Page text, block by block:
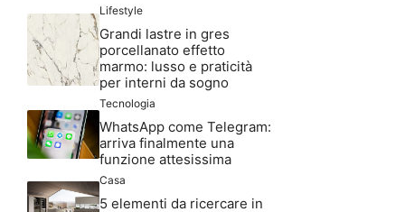
Lifestyle
Grandi lastre in gres
porcellanato effetto
marmo: lusso e praticità
per interni da sogno
Tecnologia
WhatsApp come Telegram:
arriva finalmente una
funzione attesissima
Casa
5 elementi da ricercare in